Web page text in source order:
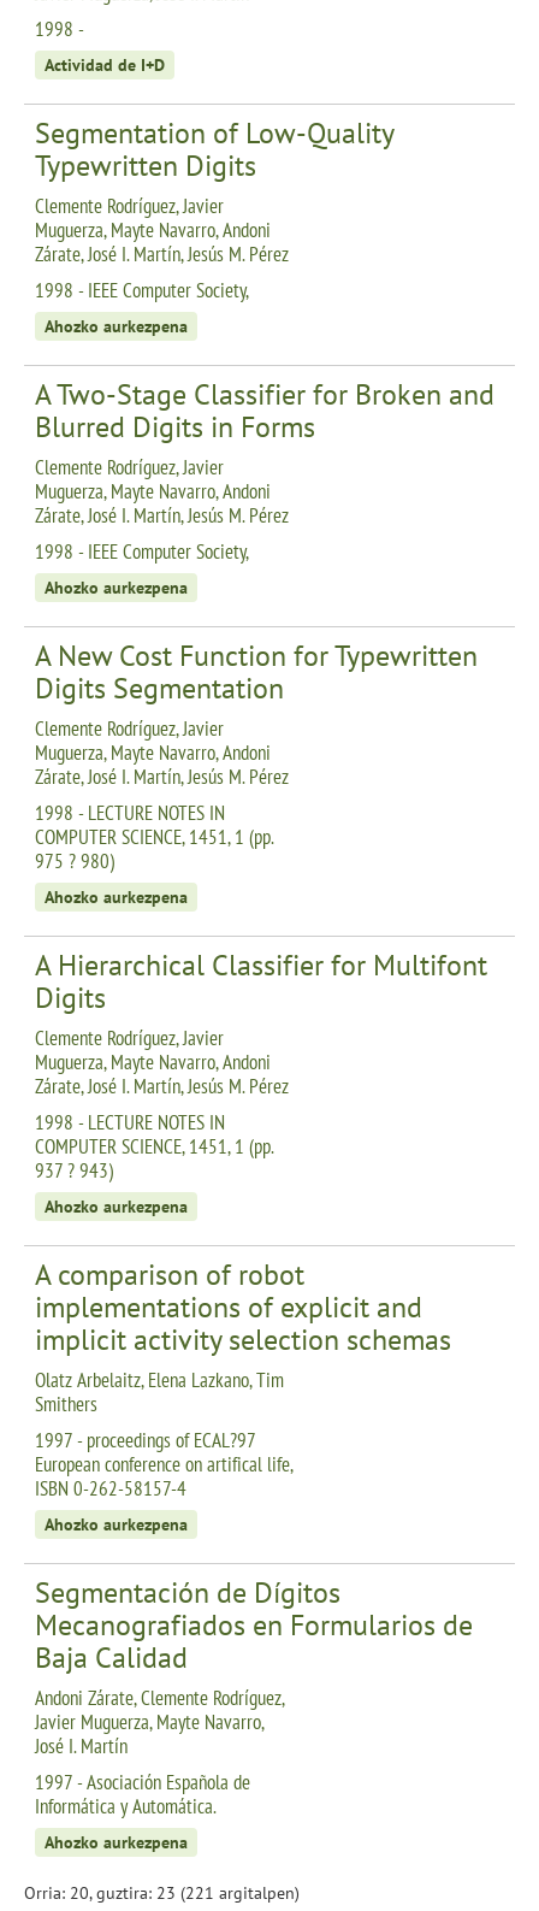
1998 -
Actividad de I+D
Segmentation of Low-Quality
Typewritten Digits
Clemente Rodríguez, Javier
Muguerza, Mayte Navarro, Andoni
Zárate, José I. Martín, Jesús M. Pérez
1998 - IEEE Computer Society,
Ahozko aurkezpena
A Two-Stage Classifier for Broken and
Blurred Digits in Forms
Clemente Rodríguez, Javier
Muguerza, Mayte Navarro, Andoni
Zárate, José I. Martín, Jesús M. Pérez
1998 - IEEE Computer Society,
Ahozko aurkezpena
A New Cost Function for Typewritten
Digits Segmentation
Clemente Rodríguez, Javier
Muguerza, Mayte Navarro, Andoni
Zárate, José I. Martín, Jesús M. Pérez
1998 - LECTURE NOTES IN
COMPUTER SCIENCE, 1451, 1 (pp.
975 ? 980)
Ahozko aurkezpena
A Hierarchical Classifier for Multifont
Digits
Clemente Rodríguez, Javier
Muguerza, Mayte Navarro, Andoni
Zárate, José I. Martín, Jesús M. Pérez
1998 - LECTURE NOTES IN
COMPUTER SCIENCE, 1451, 1 (pp.
937 ? 943)
Ahozko aurkezpena
A comparison of robot
implementations of explicit and
implicit activity selection schemas
Olatz Arbelaitz, Elena Lazkano, Tim
Smithers
1997 - proceedings of ECAL?97
European conference on artifical life,
ISBN 0-262-58157-4
Ahozko aurkezpena
Segmentación de Dígitos
Mecanografiados en Formularios de
Baja Calidad
Andoni Zárate, Clemente Rodríguez,
Javier Muguerza, Mayte Navarro,
José I. Martín
1997 - Asociación Española de
Informática y Automática.
Ahozko aurkezpena
Orria: 20, guztira: 23 (221 argitalpen)